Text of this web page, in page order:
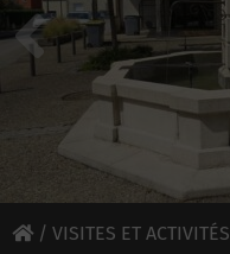
/ VISITES ET ACTIVITÉS